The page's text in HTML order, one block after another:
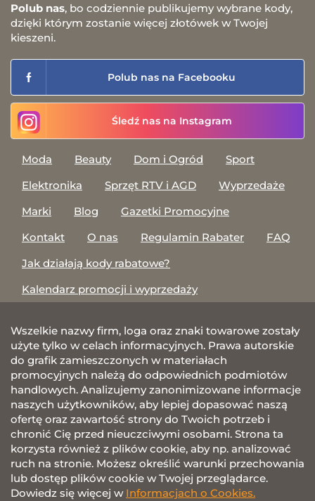
Polub nas, bo codziennie publikujemy wybrane kody,
dzięki którym zostanie więcej złotówek w Twojej
kieszeni.
Polub nas na Facebooku
Śledź nas na Instagram
Moda Beauty Dom i Ogród
Sport
Elektronika
Sprzęt RTV i AGD
Wyprzedaże
Marki
Blog
Gazetki Promocyjne
Kontakt
O nas Regulamin Rabater
FAQ
Jak działają kody rabatowe?
Kalendarz promocji i wyprzedaży
Wszelkie nazwy firm, loga oraz znaki towarowe zostały
użyte tylko w celach informacyjnych. Prawa autorskie
do grafik zamieszczonych w materiałach
promocyjnych należą do odpowiednich podmiotów
handlowych. Analizujemy zanonimizowane informacje
naszych użytkowników, aby lepiej dopasować naszą
ofertę oraz zawartość strony do Twoich potrzeb i
chronić Cię przed nieuczciwymi osobami. Strona ta
korzysta również z plików cookie, aby np. analizować
ruch na stronie. Możesz określić warunki przechowania
lub dostęp plików cookie w Twojej przeglądarce.
Dowiedz się więcej w Informacjach o Cookies.